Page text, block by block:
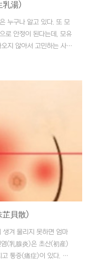
乳湯)
누구나 알고 있다. 또 모
로 안정이 된다는데, 모유
지 않아서 고민하는 사람
맥문동(麥門冬)
감초(甘草) 1.2g ■ 만드
芷貝散)
겨 물리지 못하면 엄마
염(乳腺炎)은 초산(初産)
고 통증(痛症)이 있다. ■